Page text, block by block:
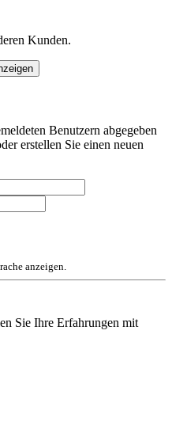
Kunden.
Benutzern abgegeben
erstellen Sie einen neuen
anzeigen.
Sie Ihre Erfahrungen mit